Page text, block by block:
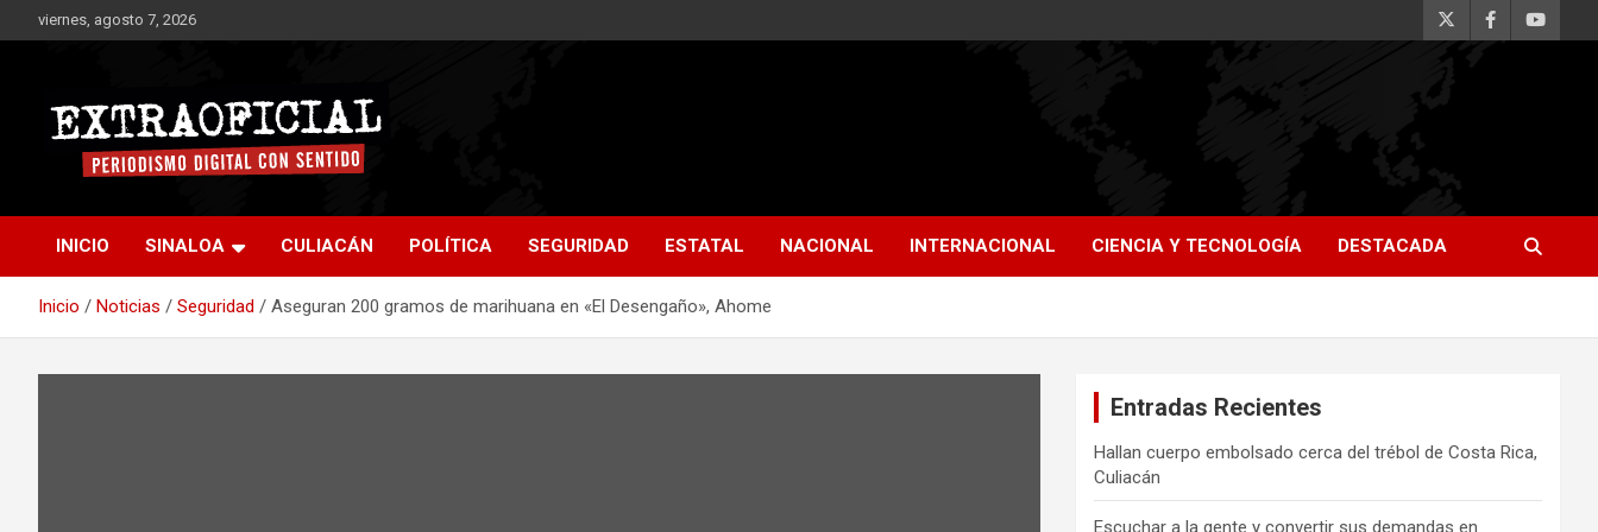
al
viernes, agosto 7, 2026
Extraoficial
INICIO SINALOA CULIACÁN POLÍTICA SEGURIDAD ESTATAL NACIONAL INTERNACIONAL CIENCIA Y TECNOLOGÍA DESTACADA
Inicio Noticias Seguridad Aseguran 200 gramos de marihuana en «El Desengaño», Ahome
Entradas Recientes
Hallan cuerpo embolsado cerca del trébol de Costa Rica,
Culiacán
Escuchar a la gente y convertir sus demandas en